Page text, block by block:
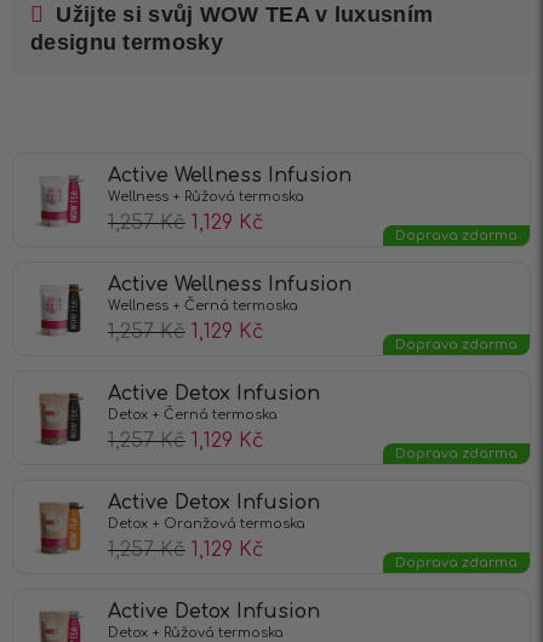
Užijte si svůj WOW TEA v luxusním
designu termosky
Active Wellness Infusion
Wellness + Růžová termoska
1,257Kč 1,129 Kč
Doprava zdarma
Active Wellness Infusion
Wellness + Černá termoska
1,257Kč 1,129 Kč
Doprava zdarma
Active Detox Infusion
Detox + Černá termoska
1,257Kč 1,129 Kč
Doprava zdarma
Active Detox Infusion
Detox + Oranžová termoska
1,257Kč 1,129 Kč
Doprava zdarma
Active Detox Infusion
Detox + Růžová termoska